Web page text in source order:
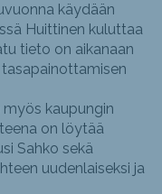
käydään
Huittinen kuluttaa
tieto on aikanaan
kaupungin
on löytää
Sahko sekä
uudenlaiseksi ja